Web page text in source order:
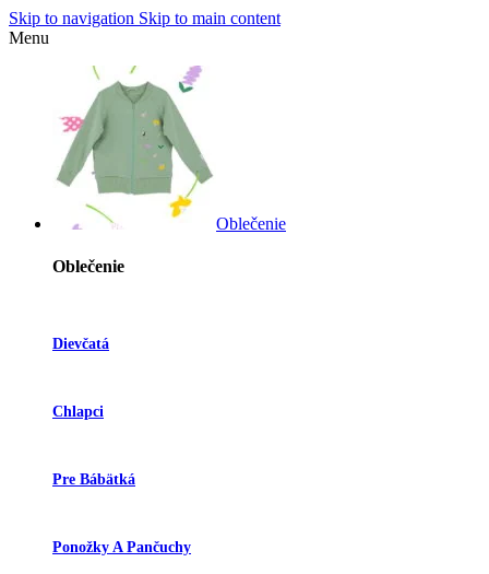
Skip to navigation Skip to main content
Menu
Oblečenie
Oblečenie
Dievčatá
Chlapci
Pre Bábätká
Ponožky A Pančuchy